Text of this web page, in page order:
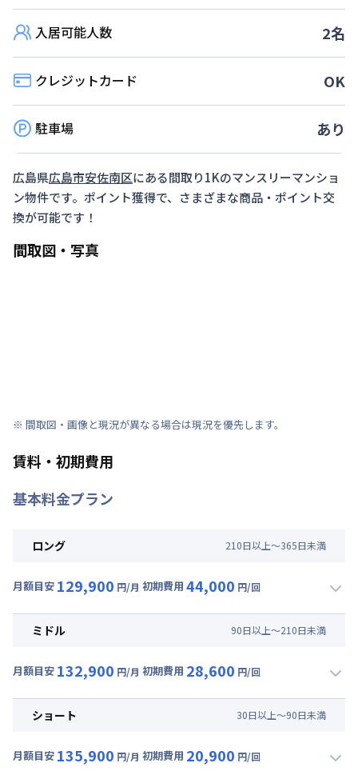
入居可能人数 2名
クレジットカード OK
駐車場 あり
広島県広島市安佐南区にある間取り1Kのマンスリーマンショ
ン物件です。ポイント獲得で、さまざまな商品・ポイント交
換が可能です！
間取図・写真
※ 間取図・画像と現況が異なる場合は現況を優先します。
賃料・初期費用
基本料金プラン
ロング 210日以上～365日未満
月額目安 129,900 円/月 初期費用 44,000 円/回
月額賃料目安(30日利用)
光熱費他 : 24,000円/月 (800円/日) (税抜)
その他費用 :
駐車場代:
15,000円/月 (500円/日) (税抜)
ミドル 90日以上～210日未満
月額目安 132,900 円/月 初期費用 28,600 円/回
月額賃料目安(30日利用)
光熱費他 : 24,000円/月 (800円/日) (税抜)
ショート 30日以上～90日未満
月額目安 135,900 円/月 初期費用 20,900 円/回